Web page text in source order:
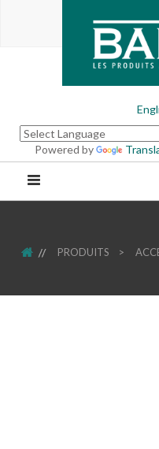
Powered by
ACCUEILPRODUITS >